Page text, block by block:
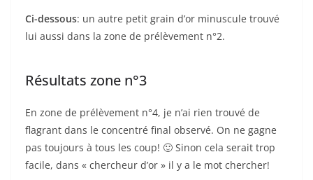
Ci-dessous: un autre petit grain d’or minuscule trouvé
lui aussi dans la zone de prélèvement n°2.
Résultats zone n°3
En zone de prélèvement n°4, je n’ai rien trouvé de
flagrant dans le concentré final observé. On ne gagne
pas toujours à tous les coup! 🙂 Sinon cela serait trop
facile, dans « chercheur d’or » il y a le mot chercher!